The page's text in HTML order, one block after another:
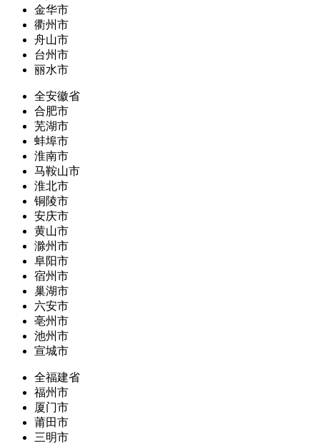
金华市
衢州市
舟山市
台州市
丽水市
全安徽省
合肥市
芜湖市
蚌埠市
淮南市
马鞍山市
淮北市
铜陵市
安庆市
黄山市
滁州市
阜阳市
宿州市
巢湖市
六安市
亳州市
池州市
宣城市
全福建省
福州市
厦门市
莆田市
三明市